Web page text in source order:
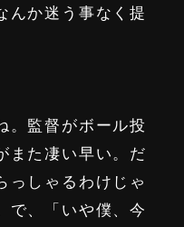
んか迷う事なく提
。監督がボール投
また凄い早い。だ
っしゃるわけじゃ
で、「いや僕、今